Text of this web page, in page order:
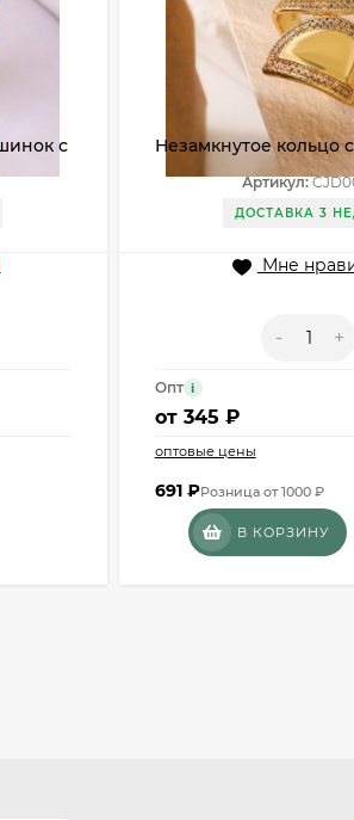
с
Незамкнутое кольцо
элементами и
Артикул:
ДОСТАВКА 3
Мне
- +
Опт i
от 345 ₽
оптовые цены
691 ₽Розница от 1000 ₽
В КОРЗИНУ